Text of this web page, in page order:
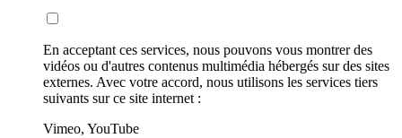
En acceptant ces services, nous pouvons vous montrer des
vidéos ou d'autres contenus multimédia hébergés sur des sites
externes. Avec votre accord, nous utilisons les services tiers
suivants sur ce site internet :
Vimeo, YouTube